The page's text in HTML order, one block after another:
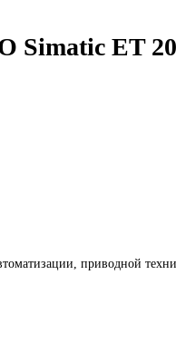
2BH00-0AA0
1FH20-0XA0
O Simatic